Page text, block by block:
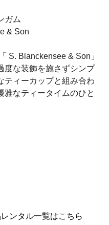
ガム
& Son
S. Blanckensee & Son」
度な装飾を施さずシンプ
ティーカップと組み合わ
雅なティータイムのひと
ンタル一覧はこちら